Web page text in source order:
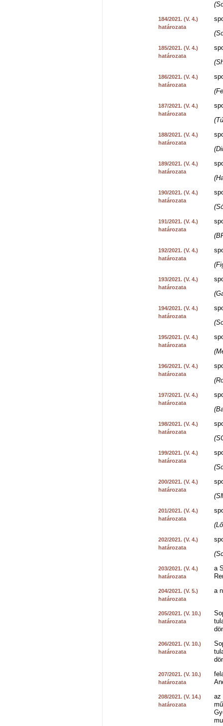
184/2021. (V. 4.)
határozata
185/2021. (V. 4.)
határozata
186/2021. (V. 4.)
határozata
187/2021. (V. 4.)
határozata
188/2021. (V. 4.)
határozata
189/2021. (V. 4.)
határozata
190/2021. (V. 4.)
határozata
191/2021. (V. 4.)
határozata
192/2021. (V. 4.)
határozata
193/2021. (V. 4.)
határozata
194/2021. (V. 4.)
határozata
195/2021. (V. 4.)
határozata
196/2021. (V. 4.)
határozata
197/2021. (V. 4.)
határozata
198/2021. (V. 4.)
határozata
199/2021. (V. 4.)
határozata
200/2021. (V. 4.)
határozata
201/2021. (V. 4.)
határozata
202/2021. (V. 4.)
határozata
203/2021. (V. 4.)
határozata
a
204/2021. (V. 5.)
határozata
a
205/2021. (V. 10.)
határozata
206/2021. (V. 10.)
határozata
207/2021. (V. 10.)
határozata
208/2021. (V. 14.)
határozata
az